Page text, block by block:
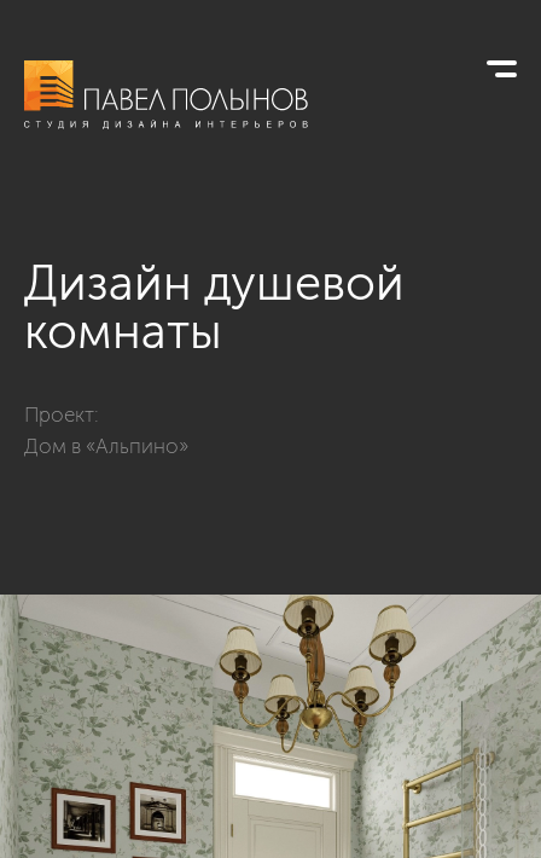
Дизайн душевой
комнаты
Проект:
Дом в «Альпино»